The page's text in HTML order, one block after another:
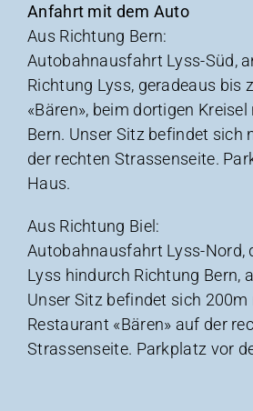
Anfahrt mit dem Auto
Aus Richtung Bern:
Autobahnausfahrt Lyss-Süd,
Richtung Lyss, geradeaus bis
«Bären», beim dortigen
Bern. Unser Sitz befindet sich
der rechten Strassenseite.
Haus.
Aus Richtung Biel:
Autobahnausfahrt Lyss-Nord,
Lyss hindurch Richtung Bern,
Unser Sitz befindet sich 200m
Restaurant «Bären» auf der
Strassenseite. Parkplatz vor